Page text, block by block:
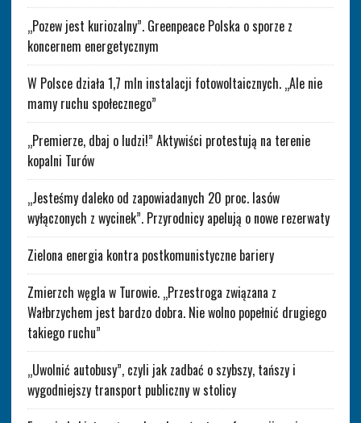
„Pozew jest kuriozalny”. Greenpeace Polska o sporze z
koncernem energetycznym
W Polsce działa 1,7 mln instalacji fotowoltaicznych. „Ale nie
mamy ruchu społecznego”
„Premierze, dbaj o ludzi!” Aktywiści protestują na terenie
kopalni Turów
„Jesteśmy daleko od zapowiadanych 20 proc. lasów
wyłączonych z wycinek”. Przyrodnicy apelują o nowe rezerwaty
Zielona energia kontra postkomunistyczne bariery
Zmierzch węgla w Turowie. „Przestroga związana z
Wałbrzychem jest bardzo dobra. Nie wolno popełnić drugiego
takiego ruchu”
„Uwolnić autobusy”, czyli jak zadbać o szybszy, tańszy i
wygodniejszy transport publiczny w stolicy